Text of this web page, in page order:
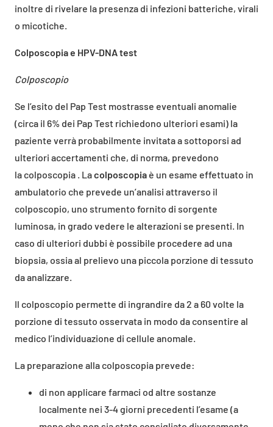
inoltre di rivelare la presenza di infezioni batteriche, virali
o micotiche.
Colposcopia e HPV-DNA test
Colposcopio
Se l’esito del Pap Test mostrasse eventuali anomalie
(circa il 6% dei Pap Test richiedono ulteriori esami) la
paziente verrà probabilmente invitata a sottoporsi ad
ulteriori accertamenti che, di norma, prevedono
la colposcopia . Lacolposcopia è un esame effettuato in
ambulatorio che prevede un’analisi attraverso il
colposcopio, uno strumento fornito di sorgente
luminosa, in grado vedere le alterazioni se presenti. In
caso di ulteriori dubbi è possibile procedere ad una
biopsia, ossia al prelievo una piccola porzione di tessuto
da analizzare.
Il colposcopio permette di ingrandire da 2 a 60 volte la
porzione di tessuto osservata in modo da consentire al
medico l’individuazione di cellule anomale.
La preparazione alla colposcopia prevede:
di non applicare farmaci od altre sostanze
localmente nei 3-4 giorni precedenti l’esame (a